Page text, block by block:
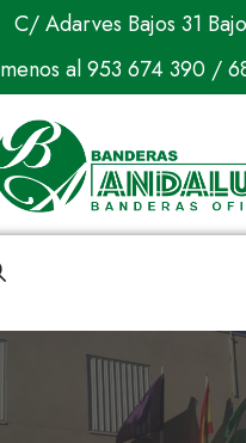
C/ Adarves Bajos 31
al953 674 390/